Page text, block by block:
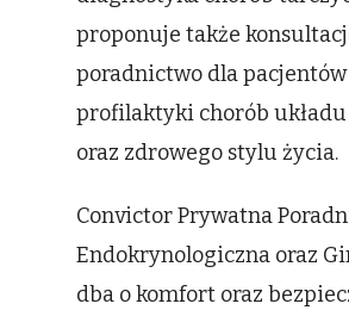
proponuje także
poradnictwo dla
profilaktyki chorób
oraz zdrowego stylu życia.
Convictor Prywatna
Endokrynologiczna oraz
dba o komfort oraz